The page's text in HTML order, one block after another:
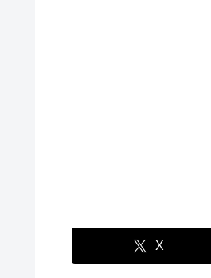
X